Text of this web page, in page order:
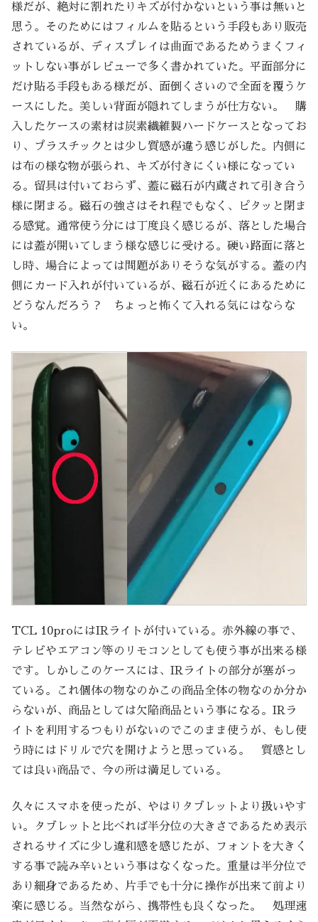
様だが、絶対に割れたりキズが付かないという事は無いと
思う。そのためにはフィルムを貼るという手段もあり販売
されているが、ディスプレイは曲面であるためうまくフィ
ットしない事がレビューで多く書かれていた。平面部分に
だけ貼る手段もある様だが、面倒くさいので全面を覆うケ
ースにした。美しい背面が隠れてしまうが仕方ない。 購
入したケースの素材は炭素繊維製ハードケースとなってお
り、プラスチックとは少し質感が違う感じがした。内側に
は布の様な物が張られ、キズが付きにくい様になってい
る。留具は付いておらず、蓋に磁石が内蔵されて引き合う
様に閉まる。磁石の強さはそれ程でもなく、ピタッと閉ま
る感覚。通常使う分には丁度良く感じるが、落とした場合
には蓋が開いてしまう様な感じに受ける。硬い路面に落と
し時、場合によっては問題がありそうな気がする。蓋の内
側にカード入れが付いているが、磁石が近くにあるために
どうなんだろう？ ちょっと怖くて入れる気にはならな
い。
TCL 10proにはIRライトが付いている。赤外線の事で、
テレビやエアコン等のリモコンとしても使う事が出来る様
です。しかしこのケースには、IRライトの部分が塞がっ
ている。これ個体の物なのかこの商品全体の物なのか分か
らないが、商品としては欠陥商品という事になる。IRラ
イトを利用するつもりがないのでこのまま使うが、もし使
う時にはドリルで穴を開けようと思っている。 質感とし
ては良い商品で、今の所は満足している。
久々にスマホを使ったが、やはりタブレットより扱いやす
い。タブレットと比べれば半分位の大きさであるため表示
されるサイズに少し違和感を感じたが、フォントを大きく
する事で読み辛いという事はなくなった。重量は半分位で
あり細身であるため、片手でも十分に操作が出来て前より
楽に感じる。当然ながら、携帯性も良くなった。 処理速